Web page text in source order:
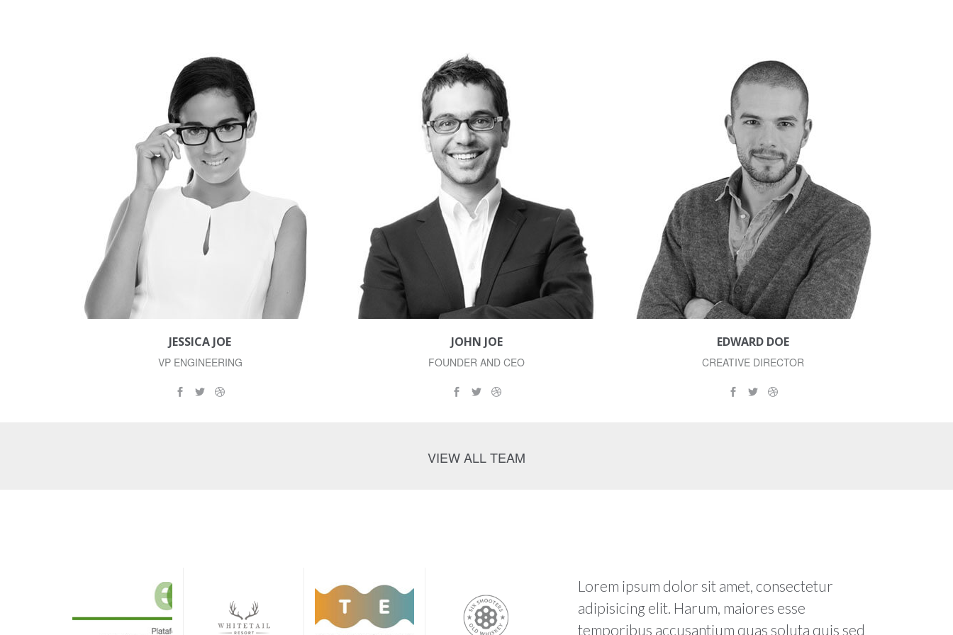
JESSICA JOE
VP ENGINEERING
JOHN JOE
FOUNDER AND CEO
EDWARD DOE
CREATIVE DIRECTOR
VIEW ALL TEAM
Lorem ipsum dolor sit amet, consectetur
adipisicing elit. Harum, maiores esse
temporibus accusantium quas soluta quis sed